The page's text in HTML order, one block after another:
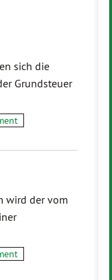
sich die
Grundsteuer
wird der vom